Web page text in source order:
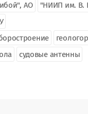
АО "НИИП им. В.
судовые антенны